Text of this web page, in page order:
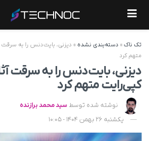
تک ناک» دسته‌بندی نشده » دیزنی، بایت‌دنس را به سرقت
متهم کرد
دیزنی، بایت‌دنس را به سرقت
کپی‌رایت متهم کرد
نوشته شده توسط سید محمد برازنده
یکشنبه 26 بهمن 1404 - 10:05